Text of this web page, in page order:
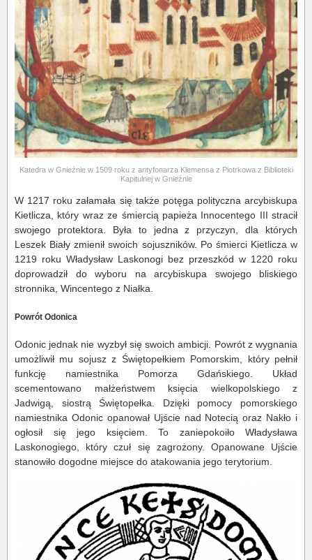
Katedra w Gnieźnie w 1509 roku z antyfonarza Klemensa z Piotrkowa z Biblioteki
Kapitulnej w Gnieźnie
W 1217 roku załamała się także potęga polityczna arcybiskupa
Kietlicza, który wraz ze śmiercią papieża Innocentego III stracił
swojego protektora. Była to jedna z przyczyn, dla których
Leszek Biały zmienił swoich sojuszników. Po śmierci Kietlicza w
1219 roku Władysław Laskonogi bez przeszkód w 1220 roku
doprowadził do wyboru na arcybiskupa swojego bliskiego
stronnika, Wincentego z Niałka.
Powrót Odonica
Odonic jednak nie wyzbył się swoich ambicji. Powrót z wygnania
umożliwił mu sojusz z Świętopełkiem Pomorskim, który pełnił
funkcję namiestnika Pomorza Gdańskiego. Układ
scementowano małżeństwem księcia wielkopolskiego z
Jadwigą, siostrą Świętopełka. Dzięki pomocy pomorskiego
namiestnika Odonic opanował Ujście nad Notecią oraz Nakło i
ogłosił się jego księciem. To zaniepokoiło Władysława
Laskonogiego, który czuł się zagrożony. Opanowane Ujście
stanowiło dogodne miejsce do atakowania jego terytorium.